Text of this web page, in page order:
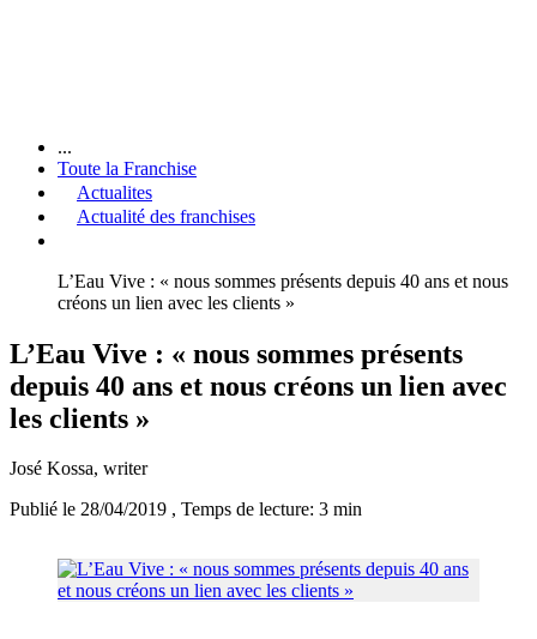
...
Toute la Franchise
Actualites
Actualité des franchises
L’Eau Vive : « nous sommes présents depuis 40 ans et nous
créons un lien avec les clients »
L’Eau Vive : « nous sommes présents
depuis 40 ans et nous créons un lien avec
les clients »
José Kossa, writer
Publié le 28/04/2019 , Temps de lecture: 3 min